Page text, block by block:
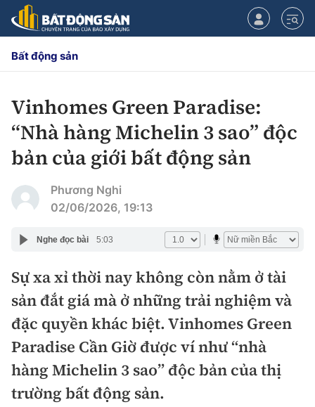
CHUYÊN MỤC
Chính sách
Quy hoạch hạ tầng
Đối thoại
Nhà đầu tư
Doanh nghiệp
Doanh nhân
Thị trường
Điểm tin
Mua bán
Dự án
Chung cư
Nội thất - ngoại thất
Bất động sản
Vinhomes Green Paradise:
“Nhà hàng Michelin 3 sao” độc
bản của giới bất động sản
Phương Nghi
02/06/2026, 19:13
Nghe đọc bài 5:03
Sự xa xỉ thời nay không còn nằm ở tài
sản đắt giá mà ở những trải nghiệm và
đặc quyền khác biệt. Vinhomes Green
Paradise Cần Giờ được ví như “nhà
hàng Michelin 3 sao” độc bản của thị
trường bất động sản.